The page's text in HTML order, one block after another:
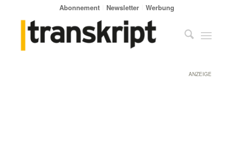
Abonnement Newsletter Werbung
ANZEIGE